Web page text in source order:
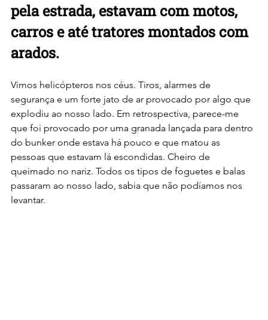
pela estrada, estavam com motos,
carros e até tratores montados com
arados.
Vimos helicópteros nos céus. Tiros, alarmes de
segurança e um forte jato de ar provocado por algo que
explodiu ao nosso lado. Em retrospectiva, parece-me
que foi provocado por uma granada lançada para dentro
do bunker onde estava há pouco e que matou as
pessoas que estavam lá escondidas. Cheiro de
queimado no nariz. Todos os tipos de foguetes e balas
passaram ao nosso lado, sabia que não podíamos nos
levantar.